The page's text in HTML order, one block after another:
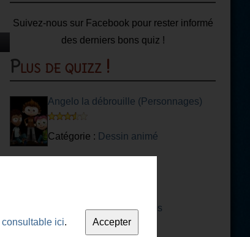
Suivez-nous sur Facebook pour rester informé
des derniers bons quiz !
Plus de quizz !
Angelo la débrouille (Personnages)
Catégorie : Dessin animé
Catégorie :Mangas autres
consultable ici.